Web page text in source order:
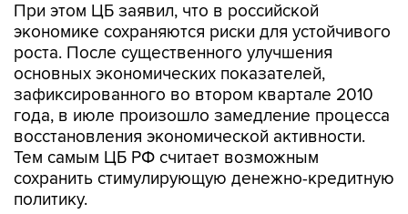
При этом ЦБ заявил, что в российской
экономике сохраняются риски для устойчивого
роста. После существенного улучшения
основных экономических показателей,
зафиксированного во втором квартале 2010
года, в июле произошло замедление процесса
восстановления экономической активности.
Тем самым ЦБ РФ считает возможным
сохранить стимулирующую денежно-кредитную
политику.